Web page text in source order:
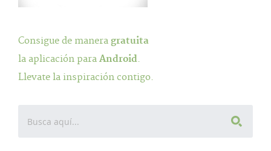
Consigue de manera gratuita
la aplicación para Android.
Llevate la inspiración contigo.